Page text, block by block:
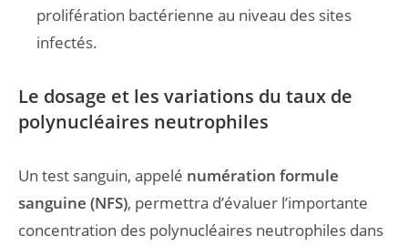
prolifération bactérienne au niveau des sites
infectés.
Le dosage et les variations du taux de
polynucléaires neutrophiles
Un test sanguin, appelé numération formule
sanguine (NFS), permettra d’évaluer l’importante
concentration des polynucléaires neutrophiles dans